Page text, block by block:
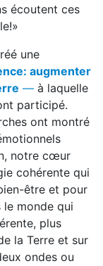
écoutent ces
une
augmenter
— à laquelle
participé.
ont montré
notre cœur
cohérente qui
être et pour
le monde qui
plus
la Terre et sur
ondes ou